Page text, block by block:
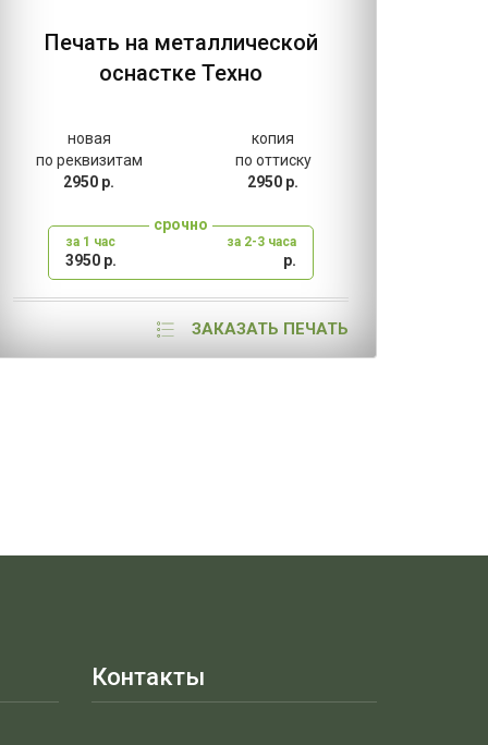
Печать на металлической
оснастке Техно
новая
по реквизитам
2950 р.
копия
по оттиску
2950 р.
срочно
за 1 час
3950 р.
за 2-3 часа
р.
ЗАКАЗАТЬ ПЕЧАТЬ
Контакты